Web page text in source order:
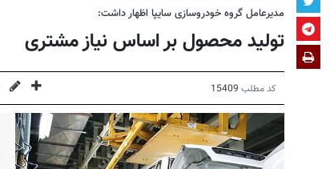
مدیرعامل گروه خودروسازی سایپا اظهار داشت:
تولید محصول بر اساس نیاز مشتری
کد مطلب 15409